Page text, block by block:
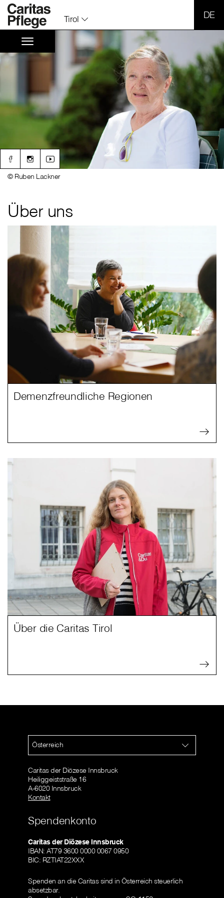
Tirol
Über uns
© Ruben Lackner
Demenzfreundliche Regionen
Über die Caritas Tirol
Österreich
Caritas der Diözese Innsbruck
Heiliggeiststraße 16
A-6020 Innsbruck
Kontakt
Spendenkonto
Caritas der Diözese Innsbruck
IBAN: AT79 3600 0000 0067 0950
BIC: RZTIAT22XXX
Spenden an die Caritas sind in Österreich steuerlich
absetzbar.